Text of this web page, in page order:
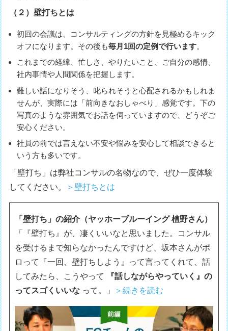
（２）壁打ちとは
初回の会議は、コンサルティングの方針を見極めるキック
オフになります。その後も毎月1回の定例で行います。
これまでの経緯、忙しさ、やりたいこと、ご自分の感情、
社内事情や人間関係を把握します。
難しい話になりそう、叱られそうと心配されるかもしれま
せんが、実際には「前向きなおしゃべり」感覚です。下の
写真のような雰囲気でお話を伺っていますので、どうぞご
安心ください。
社員の前では言えない不安や悩みを安心して相談できると
いう方も多いです。
「壁打ち」は弊社コンサルの名物なので、ぜひ一度体験
してください。
＞壁打ちとは
「壁打ち」の紹介（ヤッホーブルーイング 植野さん）
「『壁打ち』が、凄くいいなと思いました。コンサル
を受けるまで知らなかったんですけど、坂本さんがポ
ロって『一回、壁打ちしよう』って言ってくれて、話
してみたら、こうやって
『話しながらやっていく』の
ってスゴくいいな って。」 ＞続きを読む